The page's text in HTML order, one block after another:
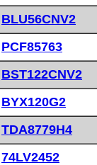
BLU56CNV2
PCF85763
BST122CNV2
BYX120G2
TDA8779H4
74LV2452